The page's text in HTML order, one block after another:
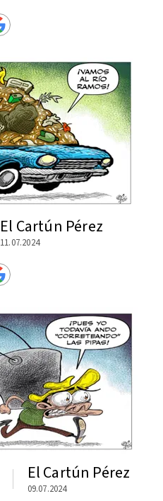
El Cartún Pérez
11.07.2024
El Cartún Pérez
09.07.2024